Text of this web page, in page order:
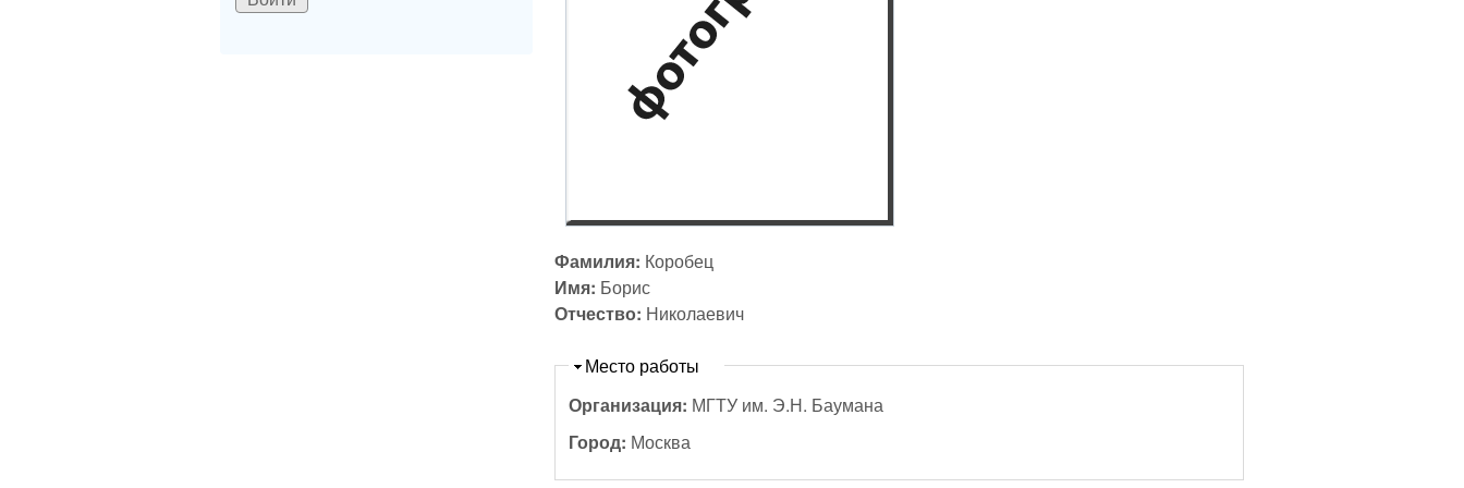
Фамилия: Коробец
Имя: Борис
Отчество: Николаевич
Скрыть
Место работы
Организация: МГТУ им. Э.Н. Баумана
Город: Москва